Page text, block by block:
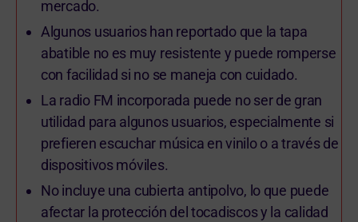
mercado.
Algunos usuarios han reportado que la tapa
abatible no es muy resistente y puede romperse
con facilidad si no se maneja con cuidado.
La radio FM incorporada puede no ser de gran
utilidad para algunos usuarios, especialmente si
prefieren escuchar música en vinilo o a través de
dispositivos móviles.
No incluye una cubierta antipolvo, lo que puede
afectar la protección del tocadiscos y la calidad